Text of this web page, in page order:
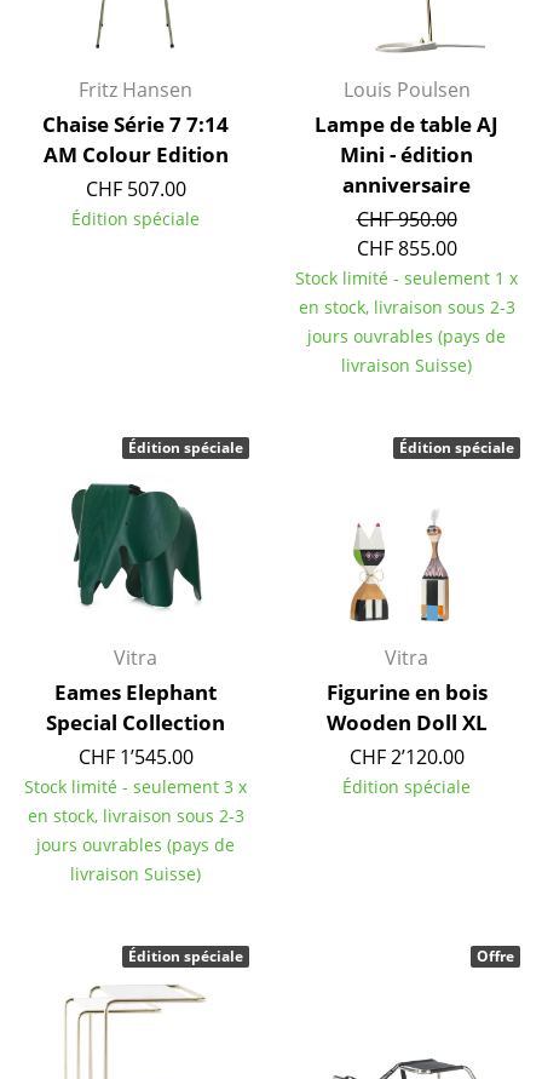
Lampes sans fil
... voir tous les luminaires
Lits
Lits doubles
Lits simples
Tables de chevet et Accessoires de lit
Accessoires
Horloges
Miroirs
Figurines & Miniatures
Plateaux
Accessoires de bureau
Boîtes de rangement
Couvertures
Rideaux
Fritz Hansen
Chaise Série 7 7:14
AM Colour Edition
CHF 507.00
Édition spéciale
Louis Poulsen
Lampe de table AJ
Mini - édition
anniversaire
CHF 950.00
CHF 855.00
Stock limité - seulement 1 x
en stock, livraison sous 2-3
jours ouvrables (pays de
livraison Suisse)
Vitra
Eames Elephant
Special Collection
CHF 1’545.00
Stock limité - seulement 3 x
en stock, livraison sous 2-3
jours ouvrables (pays de
livraison Suisse)
Édition spéciale
Vitra
Figurine en bois
Wooden Doll XL
CHF 2’120.00
Édition spéciale
Édition spéciale
Édition spéciale Offre